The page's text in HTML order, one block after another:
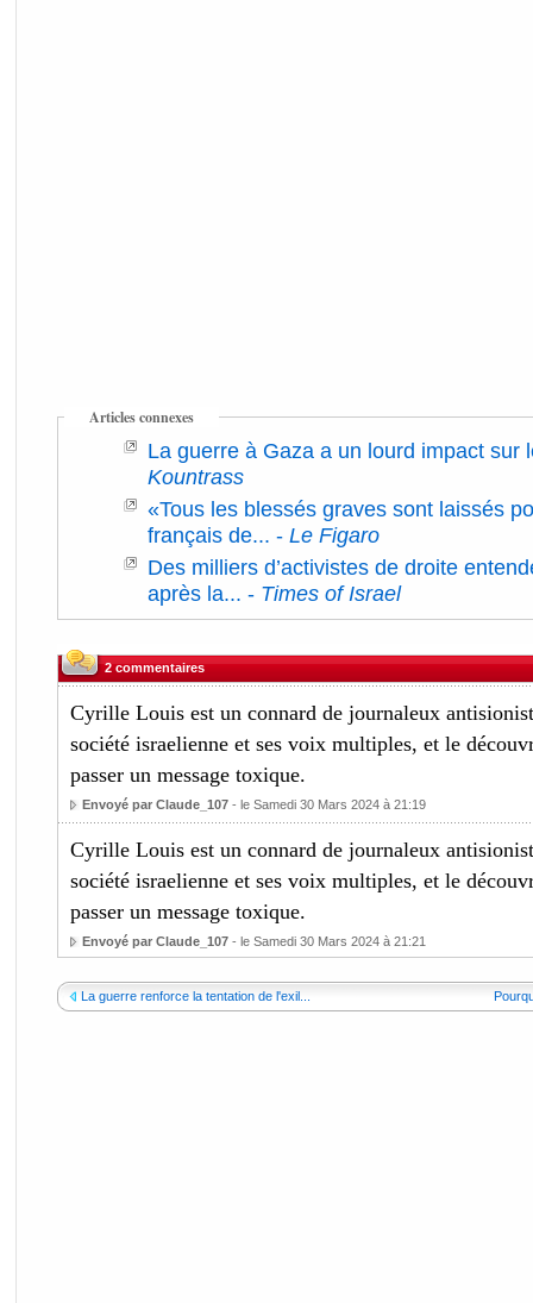
Articles connexes
La guerre à Gaza a un lourd impact sur
Kountrass
«Tous les blessés graves sont laissés
français de... - Le Figaro
Des milliers d’activistes de droite
après la... - Times of Israel
2 commentaires
Cyrille Louis est un connard de journaleux
société israelienne et ses voix multiples, et le
passer un message toxique.
Envoyé par Claude_107- le Samedi 30 Mars 2024 à 21:19
Cyrille Louis est un connard de journaleux
société israelienne et ses voix multiples, et le
passer un message toxique.
Envoyé par Claude_107- le Samedi 30 Mars 2024 à 21:21
La guerre renforce la tentation de l'exil...